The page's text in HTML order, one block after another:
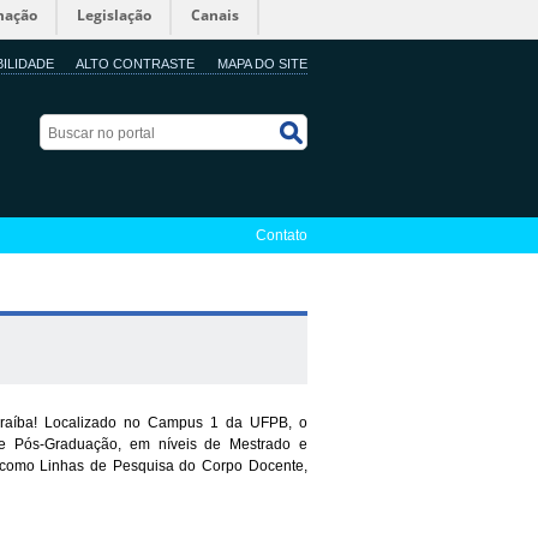
ALTO CONTRASTE MAPA DO SITE
Legislação Canais
Buscar no portal
Contato
Localizado no Campus 1 da UFPB, o
Pós-Graduação, em níveis de Mestrado e
Linhas de Pesquisa do Corpo Docente,